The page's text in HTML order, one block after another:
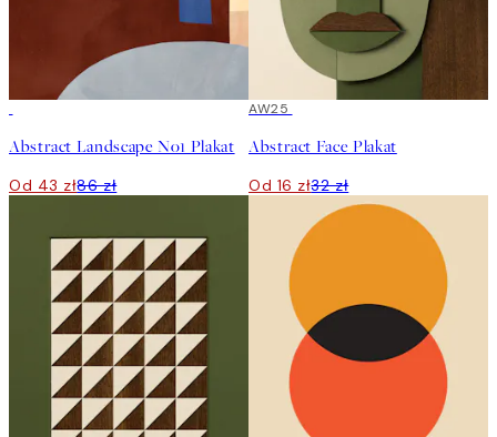
Abstract Landscape No1 Plakat
Od 43 zł86 zł
50%*
AW25
Abstract Face Plakat
Od 16 zł32 zł